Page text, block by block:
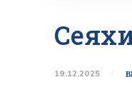
19.12.2025